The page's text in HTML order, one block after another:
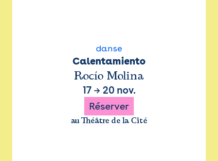
danse
Calentamiento
Rocío Molina
17→ 20 nov.
Réserver
au Théâtre de la Cité